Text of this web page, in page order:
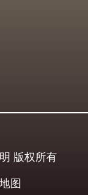
版权所有
图